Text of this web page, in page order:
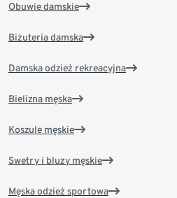
Obuwie damskie
Biżuteria damska
Damska odzież rekreacyjna
Bielizna męska
Koszule męskie
Swetry i bluzy męskie
Męska odzież sportowa